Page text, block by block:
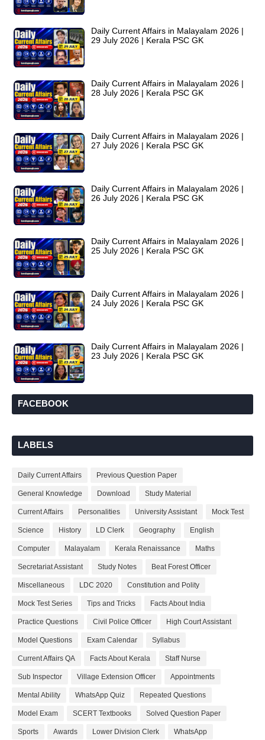
Daily Current Affairs in Malayalam 2026 |
29 July 2026 | Kerala PSC GK
Daily Current Affairs in Malayalam 2026 |
28 July 2026 | Kerala PSC GK
Daily Current Affairs in Malayalam 2026 |
27 July 2026 | Kerala PSC GK
Daily Current Affairs in Malayalam 2026 |
26 July 2026 | Kerala PSC GK
Daily Current Affairs in Malayalam 2026 |
25 July 2026 | Kerala PSC GK
Daily Current Affairs in Malayalam 2026 |
24 July 2026 | Kerala PSC GK
Daily Current Affairs in Malayalam 2026 |
23 July 2026 | Kerala PSC GK
FACEBOOK
LABELS
Daily Current Affairs Previous Question Paper
General Knowledge Download Study Material
Current Affairs Personalities University Assistant Mock Test
Science History LD Clerk Geography English
Computer Malayalam Kerala Renaissance Maths
Secretariat Assistant Study Notes Beat Forest Officer
Miscellaneous LDC 2020 Constitution and Polity
Mock Test Series Tips and Tricks Facts About India
Practice Questions Civil Police Officer High Court Assistant
Model Questions Exam Calendar Syllabus
Current Affairs QA Facts About Kerala Staff Nurse
Sub Inspector Village Extension Officer Appointments
Mental Ability WhatsApp Quiz Repeated Questions
Model Exam SCERT Textbooks Solved Question Paper
Sports Awards Lower Division Clerk WhatsApp